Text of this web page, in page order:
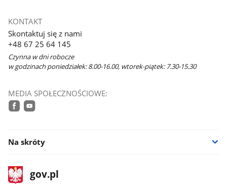
KONTAKT
Skontaktuj się z nami
+48 67 25 64 145
Czynna w dni robocze
w godzinach poniedziałek: 8.00-16.00, wtorek-piątek: 7.30-15.30
MEDIA SPOŁECZNOŚCIOWE:
Na skróty
stopka
gov.plStrona
gov.pl